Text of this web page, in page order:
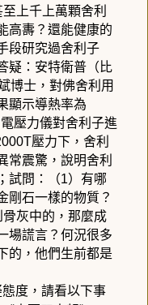
上千上萬顆舍利
高夀？還能健康的
段研究過舍利子
疑：安特衛普（比
博士，對佛舍利用
顯示導熱率為
壓力儀對舍利子進
壓力下，舍利
常震驚，說明舍利
試問：（1）有哪
剛石一樣的物質？
灰中的，那麼成
場謊言？何況很多
的，他們生前都是
度，請看以下事